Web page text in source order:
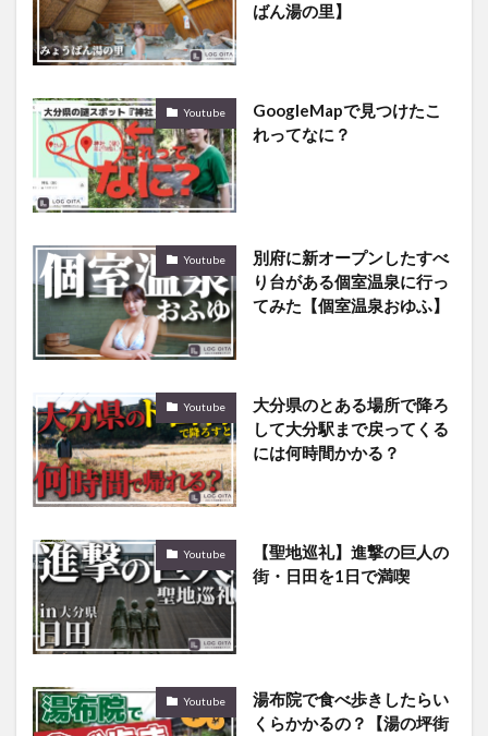
ばん湯の里】
Youtube
GoogleMapで見つけたこ
れってなに？
Youtube
別府に新オープンしたすべ
り台がある個室温泉に行っ
てみた【個室温泉おゆふ】
Youtube
大分県のとある場所で降ろ
して大分駅まで戻ってくる
には何時間かかる？
Youtube
【聖地巡礼】進撃の巨人の
街・日田を1日で満喫
Youtube
湯布院で食べ歩きしたらい
くらかかるの？【湯の坪街